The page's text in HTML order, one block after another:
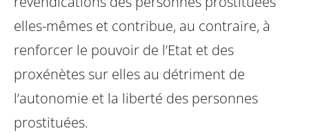
elles-mêmes et contribue, au contraire, à
renforcer le pouvoir de l’Etat et des
proxénètes sur elles au détriment de
l’autonomie et la liberté des personnes
prostituées.